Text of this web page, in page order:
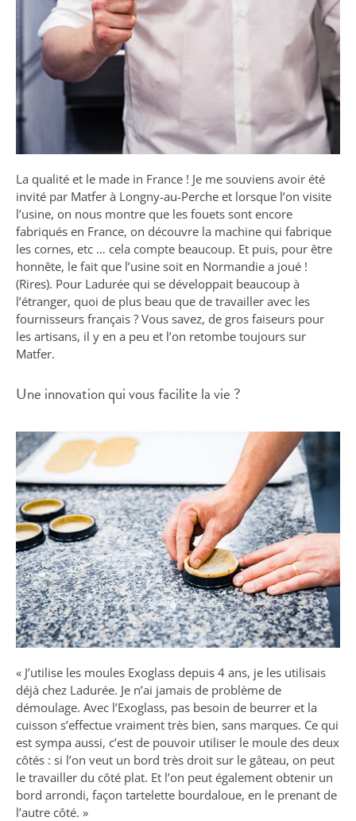
La qualité et le made in France ! Je me souviens avoir été
invité par Matfer à Longny-au-Perche et lorsque l’on visite
l’usine, on nous montre que les fouets sont encore
fabriqués en France, on découvre la machine qui fabrique
les cornes, etc … cela compte beaucoup. Et puis, pour être
honnête, le fait que l’usine soit en Normandie a joué !
(Rires). Pour Ladurée qui se développait beaucoup à
l’étranger, quoi de plus beau que de travailler avec les
fournisseurs français ? Vous savez, de gros faiseurs pour
les artisans, il y en a peu et l’on retombe toujours sur
Matfer.
Une innovation qui vous facilite la vie ?
« J’utilise les moules Exoglass depuis 4 ans, je les utilisais
déjà chez Ladurée. Je n’ai jamais de problème de
démoulage. Avec l’Exoglass, pas besoin de beurrer et la
cuisson s’effectue vraiment très bien, sans marques. Ce qui
est sympa aussi, c’est de pouvoir utiliser le moule des deux
côtés : si l’on veut un bord très droit sur le gâteau, on peut
le travailler du côté plat. Et l’on peut également obtenir un
bord arrondi, façon tartelette bourdaloue, en le prenant de
l’autre côté. »